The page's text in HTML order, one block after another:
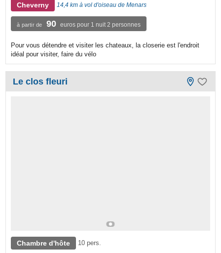
Cheverny 14,4 km à vol d'oiseau de Menars
à partir de 90 euros pour 1 nuit 2 personnes
Pour vous détendre et visiter les chateaux, la closerie est l'endroit
idéal pour visiter, faire du vélo
Le clos fleuri
Chambre d'hôte 10 pers.